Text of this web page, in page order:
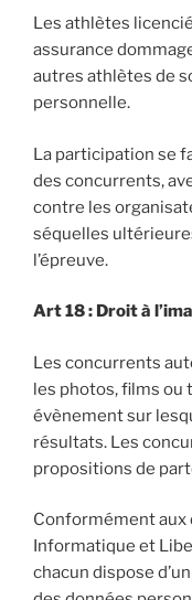
Les athlètes
assurance
autres athlètes de
personnelle.
La participation se
des concurrents,
contre les
séquelles
l’épreuve.
Art 18 : Droit à
Les concurrents
les photos, films
évènement sur
résultats. Les
propositions de
Conformément aux
Informatique et
chacun dispose